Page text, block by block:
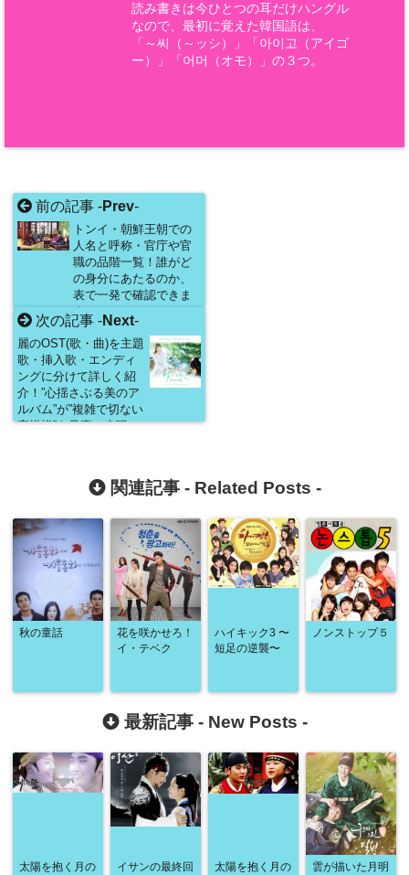
読み書きは今ひとつの耳だけハングル
なので、最初に覚えた韓国語は、
「～씨（～ッシ）」「아이고（アイゴ
ー）」「어머（オモ）」の３つ。
前の記事 -Prev-
トンイ・朝鮮王朝での
人名と呼称・官庁や官
職の品階一覧！誰がど
の身分にあたるのか、
表で一発で確認できま
す！
次の記事 -Next-
麗のOST(歌・曲)を主題
歌・挿入歌・エンディ
ングに分けて詳しく紹
介！”心揺さぶる美のア
ルバム”が”複雑で切ない
恋模様”を見事に表現！
関連記事 - Related Posts -
秋の童話
花を咲かせろ！
イ・テベク
ハイキック3 〜
短足の逆襲〜
ノンストップ５
最新記事 - New Posts -
太陽を抱く月の
イサンの最終回
太陽を抱く月の
雲が描いた月明